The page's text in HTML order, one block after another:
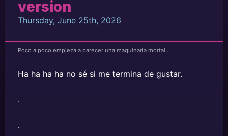
version
Thursday, June 25th, 2026
Poco a poco empieza a parecer una maquinaria mortal…
Ha ha ha ha no sé si me termina de gustar.
.
.